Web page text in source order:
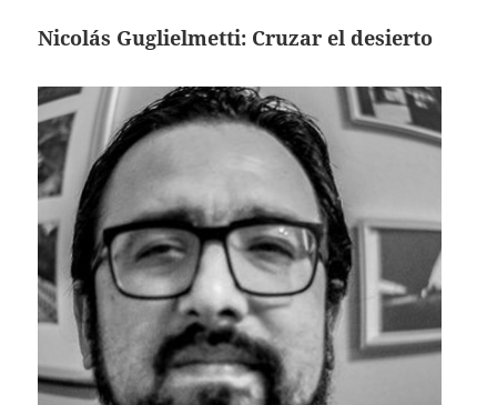
Nicolás Guglielmetti: Cruzar el desierto